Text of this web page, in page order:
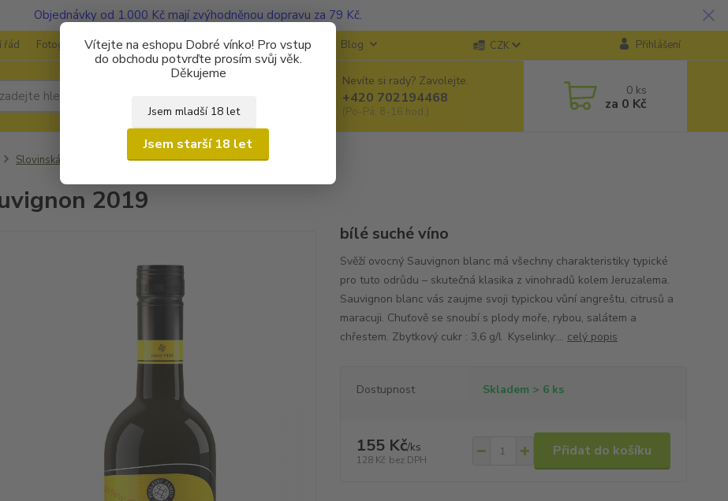
Objednávky od 1.000 Kč mají zvýhodněnou dopravu za 79 Kč.
Vítejte na eshopu Dobré vínko! Pro vstup
do obchodu potvrďte prosím svůj věk.
Děkujeme
Jsem mladší 18 let
Jsem starší 18 let
řád Fotogalerie Kontakty Ochrana soukromí O vinařstvích Blog CZK Přihlášení
Nevíte si rady? Zavolejte.
+420 702194468
(Po-Pá, 8-16 hod.)
0 ks
za 0 Kč
Slovinská vína P&F (Jeruzalem - Ormož) Sauvignon 2019
2019
bílé suché víno
Svěží ovocný Sauvignon blanc má všechny charakteristiky typické
pro tuto odrůdu – skutečná klasika z vinohradů kolem Jeruzalema.
Sauvignon blanc vás zaujme svoji typickou vůní angreštu, citrusů a
maracuji. Chuťově se snoubí s plody moře, rybou, salátem a
chřestem. Zbytkový cukr : 3,6 g/l Kyselinky:... celý popis
Dostupnost Skladem > 6 ks
155 Kč/ks
128 Kč bez DPH
Přidat do košíku